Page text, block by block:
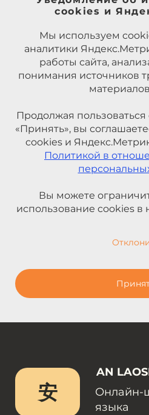
cookies и
Мы используем
аналитики
работы сайта,
понимания источников
Продолжая
«Принять», вы
cookies и
Политикой в
Вы можете
использование cookies в
安
AN
Онлайн-
языка